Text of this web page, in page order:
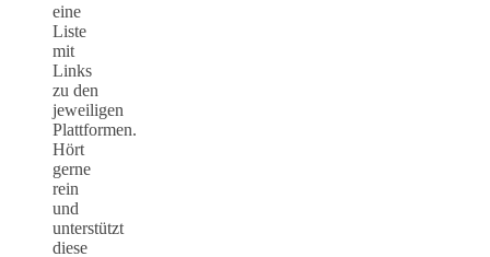
eine
Liste
mit
Links
zu den
jeweiligen
Plattformen.
Hört
gerne
rein
und
unterstützt
diese